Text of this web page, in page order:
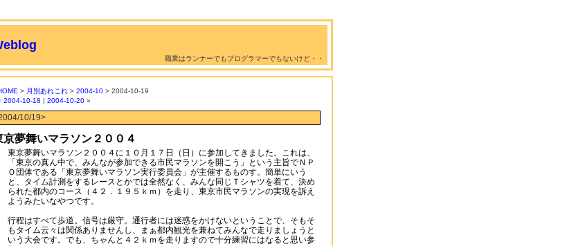
職業はランナーでもプログラマーでもないけど・・
> 月別あれこれ > 2004-10 > 2004-10-19
2004-10-18 | 2004-10-20 »
10/19>
京夢舞いマラソン２００４
東京夢舞いマラソン２００４に１０月１７日（日）に参加してきました。これは、
「東京の真ん中で、みんなが参加できる市民マラソンを開こう」という主旨でＮＰ
Ｏ団体である「東京夢舞いマラソン実行委員会」が主催するものす。簡単にいう
と、タイム計測をするレースとかでは全然なく、みんな同じＴシャツを着て、決め
られた都内のコース（４２．１９５ｋｍ）を走り、東京市民マラソンの実現を訴え
ようみたいなやつです。
行程はすべて歩道。信号は厳守。通行者には迷惑をかけないということで、そもそ
もタイム云々は関係ありませんし、まぁ都内観光を兼ねてみんなで走りましょうと
いう大会です。でも、ちゃんと４２ｋｍを走りますので十分練習にはなると思い参